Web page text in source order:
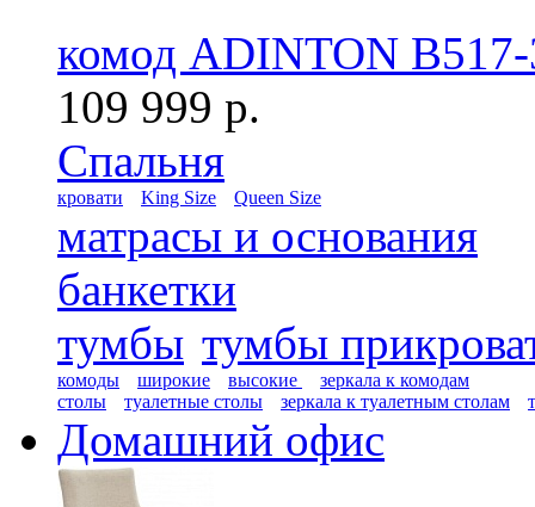
комод ADINTON
109 999 р.
Спальня
кровати King Size Queen Size
матрасы и основания
банкетки
тумбы тумбы
комоды широкие высокие
зеркала к комодам
столы
туалетные столы зеркала к туалетным столам
Домашний офис